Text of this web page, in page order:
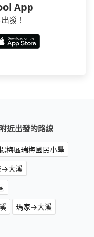
App
發！
近出發的路線
梅區瑞梅國民小學
→大溪
瑪家→大溪